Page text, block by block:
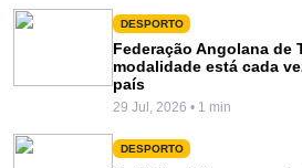
DESPORTO
Federação Angolana de
modalidade está cada
país
29 Jul, 2026 • 1 min
DESPORTO